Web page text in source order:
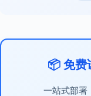
📦 免费
一站式部署